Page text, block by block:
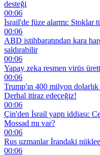
desteği
00:06
İsrail'de füze alarmı: Stoklar
00:06
ABD istihbaratından kara
saldırabilir
00:06
Yapay zeka resmen virüs
00:06
Trump'ın 400 milyon
Derhal itiraz edeceğiz!
00:06
Çin'den İsrail yaptı iddiası:
Mossad mı var?
00:06
Rus uzmanlar İrandaki
00:06